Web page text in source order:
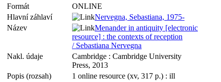
Formát
ONLINE
Hlavní záhlaví
Nervegna, Sebastiana, 1975-
Název
Menander in antiquity [electronic
resource] : the contexts of reception
/ Sebastiana Nervegna
Nakl. údaje
Cambridge : Cambridge University
Press, 2013
Popis (rozsah)
1 online resource (xv, 317 p.) : ill